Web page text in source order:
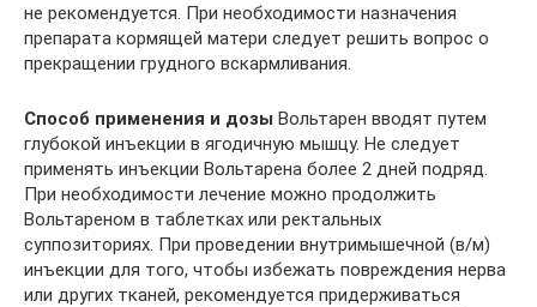
не рекомендуется. При необходимости назначения
препарата кормящей матери следует решить вопрос о
прекращении грудного вскармливания.
Способ применения и дозы Вольтарен вводят путем
глубокой инъекции в ягодичную мышцу. Не следует
применять инъекции Вольтарена более 2 дней подряд.
При необходимости лечение можно продолжить
Вольтареном в таблетках или ректальных
суппозиториях. При проведении внутримышечной (в/м)
инъекции для того, чтобы избежать повреждения нерва
или других тканей, рекомендуется придерживаться